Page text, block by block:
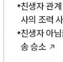
친생자 관
사의 조력
친생자 아
송 승소